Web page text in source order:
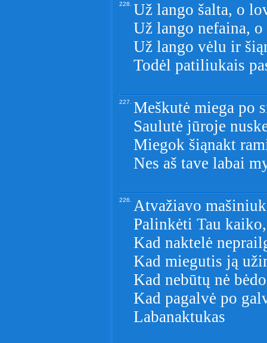
228. Už lango šalta, o
Už lango nefaina,
Už lango vėlu ir
Todėl patiliukais
227. Meškutė miega po
Saulutė jūroje
Miegok šiąnakt
Nes aš tave labai
226. Atvažiavo
Palinkėti Tau kaiko,
Kad naktelė
Kad miegutis ją
Kad nebūtų nė
Kad pagalvė po
Labanaktukas